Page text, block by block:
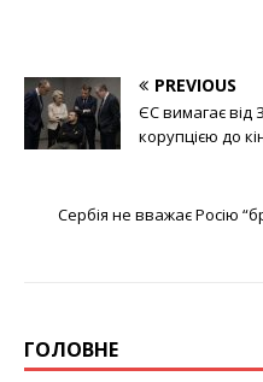
PREVIOUS
ЄС вимагає від
корупцією до
Сербія не вважає Росію
ГОЛОВНЕ